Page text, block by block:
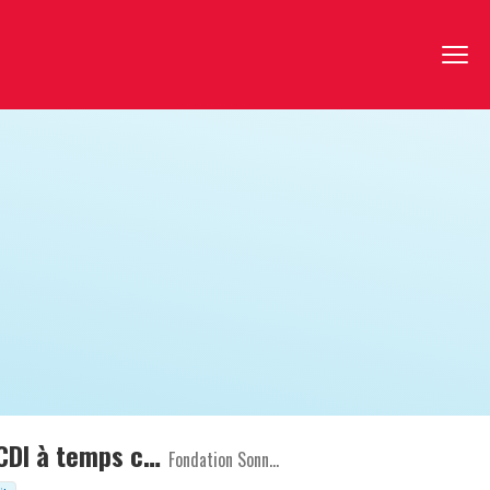
Aide- Soignant - Accompagnant Educatif et Social H/F - CDI à temps complet - MAS C.ZELL Fondation Sonnenhof